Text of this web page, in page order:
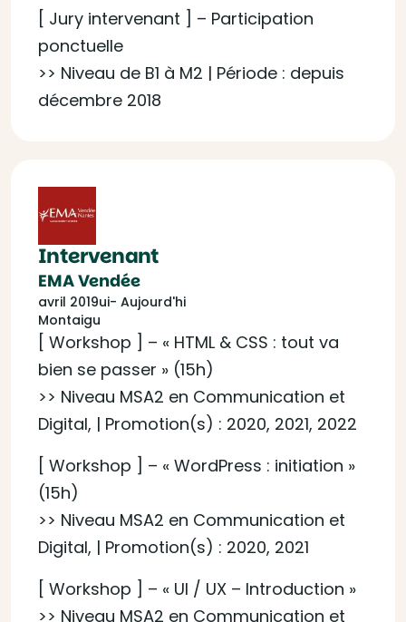
[ Jury intervenant ] – Participation
ponctuelle
>> Niveau de B1 à M2 | Période : depuis
décembre 2018
Intervenant
EMA Vendée
avril 2019ui- Aujourd'hi
Montaigu
[ Workshop ] – « HTML & CSS : tout va
bien se passer » (15h)
>> Niveau MSA2 en Communication et
Digital, | Promotion(s) : 2020, 2021, 2022
[ Workshop ] – « WordPress : initiation »
(15h)
>> Niveau MSA2 en Communication et
Digital, | Promotion(s) : 2020, 2021
[ Workshop ] – « UI / UX – Introduction »
>> Niveau MSA2 en Communication et